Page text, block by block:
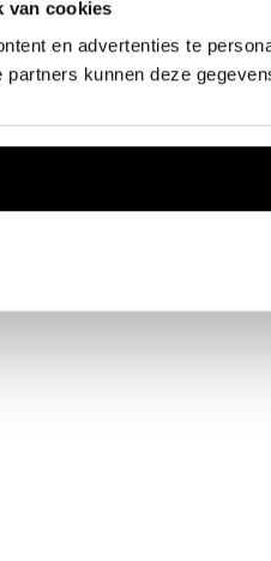
van cookies
en advertenties te
kunnen deze